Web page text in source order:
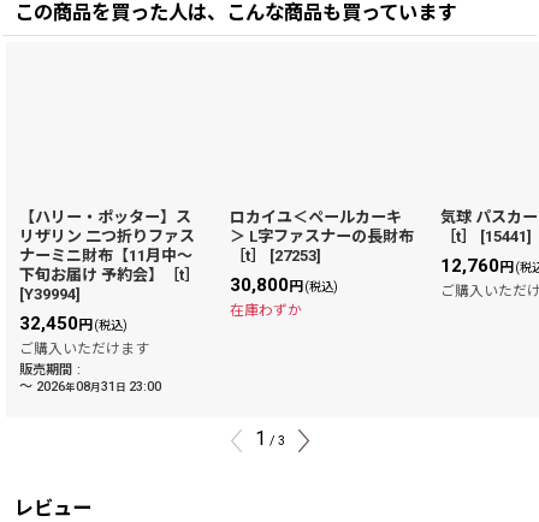
この商品を買った人は、こんな商品も買っています
【ハリー・ポッター】ス
リザリン 二つ折りファス
ナーミニ財布【11月中〜
下旬お届け 予約会】［t］
[Y39994]
32,450円 (税込)
ご購入いただけます
販売期間 :
～ 2026年08月 31 日 23:00
ロカイユ＜ペールカーキ
＞ L字ファスナーの長財布
［t］
[27253]
30,800円 (税込)
在庫わずか
気球 パスカ
［t］
[15441]
12,760円 (税
ご購入いただ
1 / 3
レビュー